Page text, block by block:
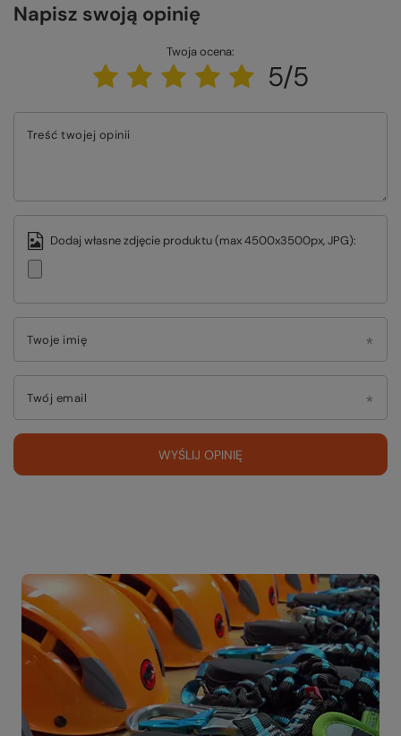
Napisz swoją opinię
Twoja ocena:
5/5
Treść twojej opinii
Dodaj własne zdjęcie produktu (max 4500x3500px, JPG):
Twoje imię
Twój email
WYŚLIJ OPINIĘ